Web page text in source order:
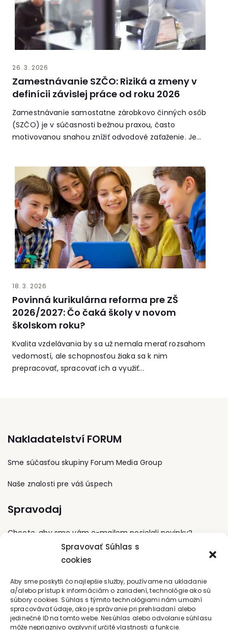
Spravovať Súhlas s
cookies
Aby sme poskytli čo najlepšie služby, používame na ukladanie
a/alebo prístup k informáciám o zariadení, technológie ako sú
súbory cookies. Súhlas s týmito technológiami nám umožní
spracovávať údaje, ako je správanie pri prehliadaní alebo
jedinečné ID na tomto webe. Nesúhlas alebo odvolanie súhlasu
môže nepriaznivo ovplyvniť určité vlastnosti a funkcie.
26. 3. 2026
Zamestnávanie SZČO: Riziká a zmeny v
definícii závislej práce od roku 2026
Zamestnávanie samostatne zárobkovo činných osôb
(SZČO) je v súčasnosti bežnou praxou, často
motivovanou snahou znížiť odvodové zaťaženie. Je
18. 3. 2026
Povinná kurikulárna reforma pre ZŠ
2026/2027: Čo čaká školy v novom
školskom roku?
Kvalita vzdelávania by sa už nemala merať rozsahom
vedomostí, ale schopnosťou žiaka sa k nim
prepracovať, spracovať ich a využiť...
Nakladatelství FORUM
Sme súčasťou skupiny Forum Media Group
Naše znalosti pre váš úspech
Spravodaj
Chcete, aby sme vám e-mailom posielali novinky?
Prihláste sa na odber
Kontaktujte nás
office@forum-media.sk